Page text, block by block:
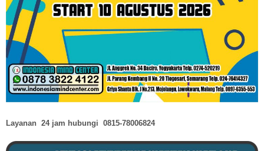
Layanan 24 jam hubungi 0815-78006824